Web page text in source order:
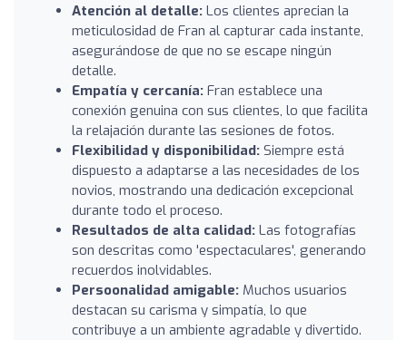
Atención al detalle: Los clientes aprecian la
meticulosidad de Fran al capturar cada instante,
asegurándose de que no se escape ningún
detalle.
Empatía y cercanía: Fran establece una
conexión genuina con sus clientes, lo que facilita
la relajación durante las sesiones de fotos.
Flexibilidad y disponibilidad: Siempre está
dispuesto a adaptarse a las necesidades de los
novios, mostrando una dedicación excepcional
durante todo el proceso.
Resultados de alta calidad: Las fotografías
son descritas como 'espectaculares', generando
recuerdos inolvidables.
Persoonalidad amigable: Muchos usuarios
destacan su carisma y simpatía, lo que
contribuye a un ambiente agradable y divertido.